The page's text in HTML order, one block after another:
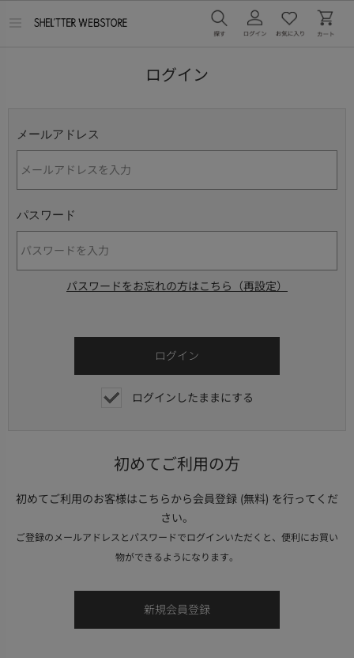
ログイン
メールアドレス
パスワード
パスワードをお忘れの方はこちら（再設定）
ログインしたままにする
初めてご利用の方
初めてご利用のお客様はこちらから会員登録 (無料) を行ってくだ
さい。
ご登録のメールアドレスとパスワードでログインいただくと、便利にお買い
物ができるようになります。